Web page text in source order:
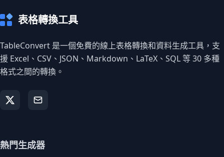
表格轉換工具
TableConvert 是一個免費的線上表格轉換和資料生成工具，支
援 Excel、CSV、JSON、Markdown、LaTeX、SQL 等 30 多種
格式之間的轉換。
熱門生成器